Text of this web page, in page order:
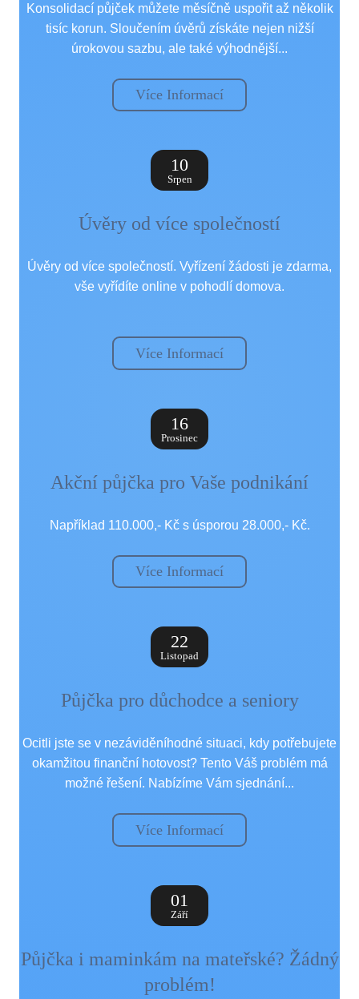
Konsolidací půjček můžete měsíčně uspořit až několik
tisíc korun. Sloučením úvěrů získáte nejen nižší
úrokovou sazbu, ale také výhodnější...
Více Informací
10
Srpen
Úvěry od více společností
Úvěry od více společností. Vyřízení žádosti je zdarma,
vše vyřídíte online v pohodlí domova.
Více Informací
16
Prosinec
Akční půjčka pro Vaše podnikání
Například 110.000,- Kč s úsporou 28.000,- Kč.
Více Informací
22
Listopad
Půjčka pro důchodce a seniory
Ocitli jste se v nezáviděníhodné situaci, kdy potřebujete
okamžitou finanční hotovost? Tento Váš problém má
možné řešení. Nabízíme Vám sjednání...
Více Informací
01
Září
Půjčka i maminkám na mateřské? Žádný
problém!